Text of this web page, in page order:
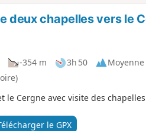
deux chapelles vers le
-354 m 3h 50
Moyenne
le Cergne avec visite des
le GPX